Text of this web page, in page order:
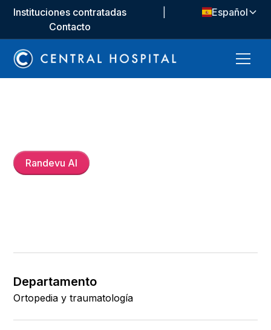
Instituciones contratadas
Contacto
Español
Randevu Al
Departamento
Ortopedia y traumatología